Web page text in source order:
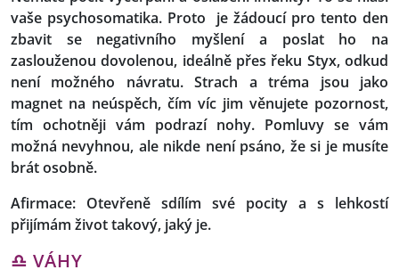
vaše psychosomatika. Proto je žádoucí pro tento den
zbavit se negativního myšlení a poslat ho na
zaslouženou dovolenou, ideálně přes řeku Styx, odkud
není možného návratu. Strach a tréma jsou jako
magnet na neúspěch, čím víc jim věnujete pozornost,
tím ochotněji vám podrazí nohy. Pomluvy se vám
možná nevyhnou, ale nikde není psáno, že si je musíte
brát osobně.
Afirmace: Otevřeně sdílím své pocity a s lehkostí
přijímám život takový, jaký je.
♎ VÁHY